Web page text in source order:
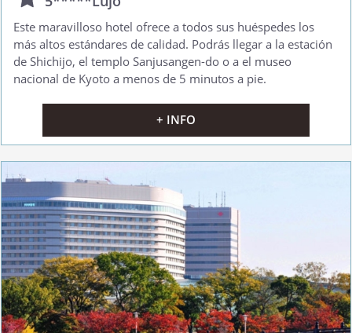
Este maravilloso hotel ofrece a todos sus huéspedes los
más altos estándares de calidad. Podrás llegar a la estación
de Shichijo, el templo Sanjusangen-do o a el museo
nacional de Kyoto a menos de 5 minutos a pie.
+ INFO